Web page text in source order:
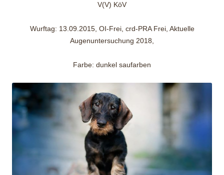
V(V) KöV
Wurftag: 13.09.2015, OI-Frei, crd-PRA Frei, Aktuelle
Augenuntersuchung 2018,
Farbe: dunkel saufarben